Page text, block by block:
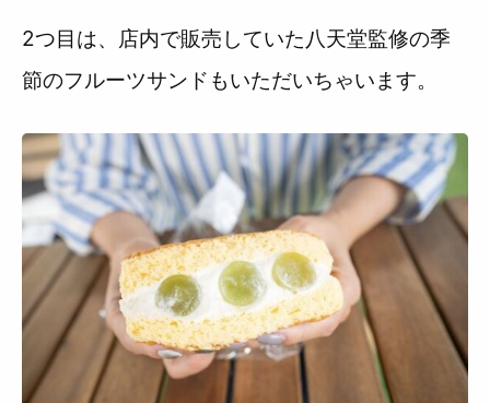
2つ目は、店内で販売していた八天堂監修の季
節のフルーツサンドもいただいちゃいます。